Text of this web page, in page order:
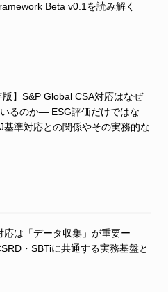
Beta v0.1を読み解く
版】S&P Global CSA対応はなぜ
るのか― ESG評価だけではな
基準対応との関係やその実務的な
応は「データ収集」が重要ー
・SBTiに共通する実務基盤と